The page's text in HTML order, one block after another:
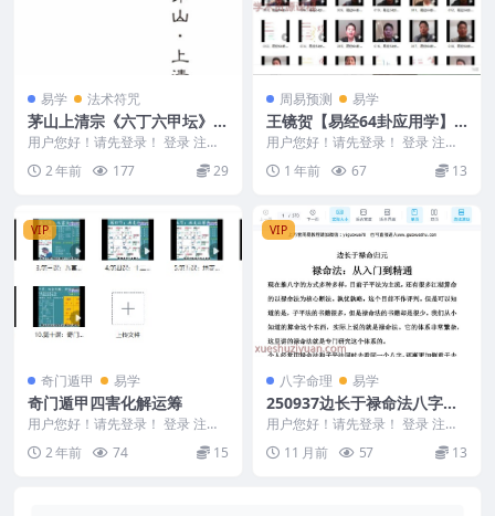
易学 法术符咒
茅山上清宗《六丁六甲坛》学
习指要 223页
用户您好！请先登录！ 登录 注册
茅山上清宗《六丁六甲坛》学习指
要 223页 此...
2 年前 177 29
周易预测 易学
王镜贺【易经64卦应用学】7
6集Y
用户您好！请先登录！ 登录 注册
王镜贺【易经64卦应用学】76集Y
25050...
1 年前 67 13
VIP
奇门遁甲 易学
奇门遁甲四害化解运筹
用户您好！请先登录！ 登录 注册
奇门遁甲四害化解运筹 241016 1.
第一课...
2 年前 74 15
VIP
八字命理 易学
250937边长于禄命法八字入
门到精通.pdf 370 页Y
用户您好！请先登录！ 登录 注册
边长于禄命法八字入门到精通.pdf
370 页...
11 月前 57 13